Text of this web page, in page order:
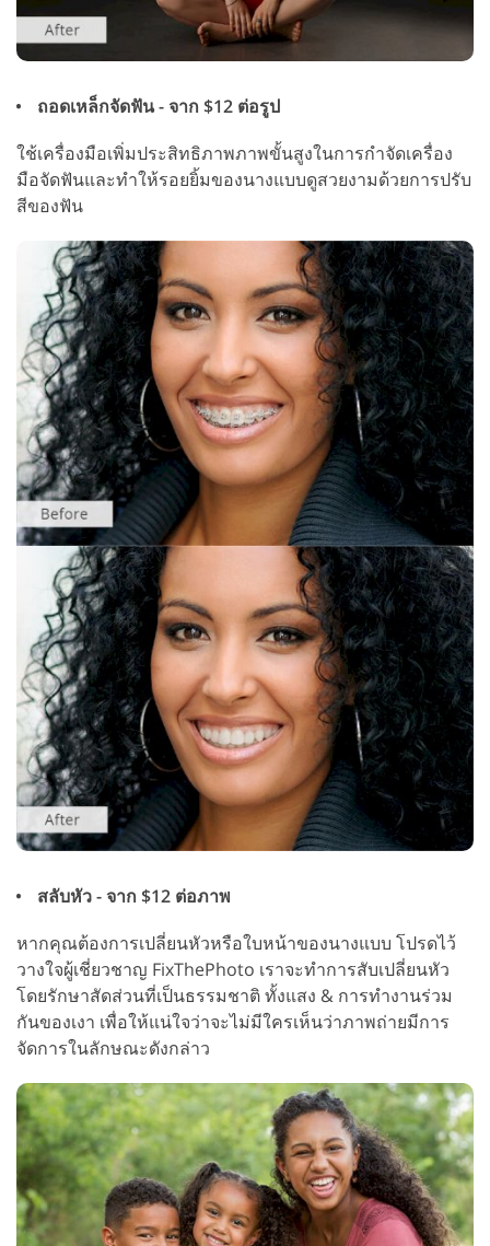
ถอดเหล็กจัดฟัน - จาก $12 ต่อรูป
ใช้เครื่องมือเพิ่มประสิทธิภาพภาพขั้นสูงในการกำจัดเครื่อง
มือจัดฟันและทำให้รอยยิ้มของนางแบบดูสวยงามด้วยการปรับ
สีของฟัน
สลับหัว - จาก $12 ต่อภาพ
หากคุณต้องการเปลี่ยนหัวหรือใบหน้าของนางแบบ โปรดไว้
วางใจผู้เชี่ยวชาญ FixThePhoto เราจะทำการสับเปลี่ยนหัว
โดยรักษาสัดส่วนที่เป็นธรรมชาติ ทั้งแสง & การทำงานร่วม
กันของเงา เพื่อให้แน่ใจว่าจะไม่มีใครเห็นว่าภาพถ่ายมีการ
จัดการในลักษณะดังกล่าว